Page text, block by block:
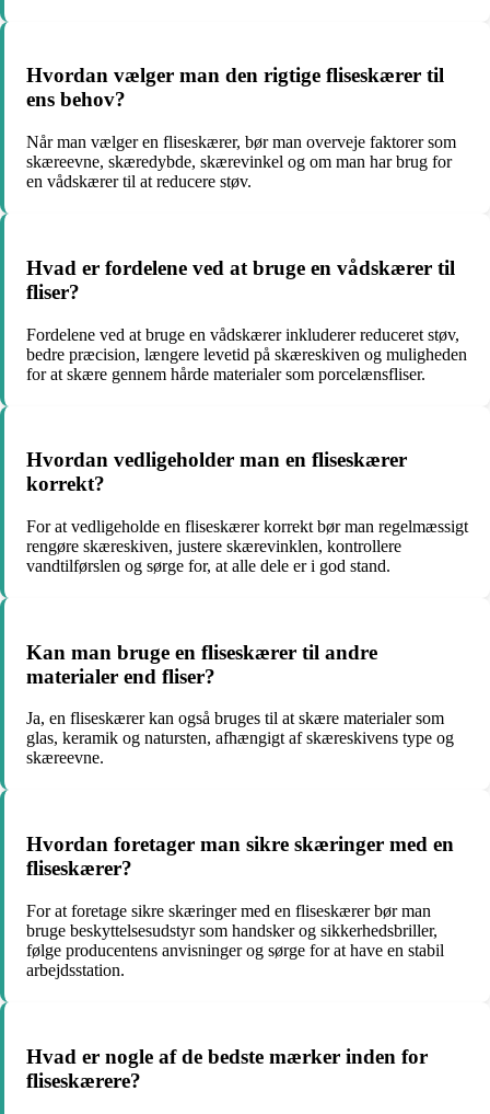
Hvordan vælger man den rigtige fliseskærer til
ens behov?
Når man vælger en fliseskærer, bør man overveje faktorer som
skæreevne, skæredybde, skærevinkel og om man har brug for
en vådskærer til at reducere støv.
Hvad er fordelene ved at bruge en vådskærer til
fliser?
Fordelene ved at bruge en vådskærer inkluderer reduceret støv,
bedre præcision, længere levetid på skæreskiven og muligheden
for at skære gennem hårde materialer som porcelænsfliser.
Hvordan vedligeholder man en fliseskærer
korrekt?
For at vedligeholde en fliseskærer korrekt bør man regelmæssigt
rengøre skæreskiven, justere skærevinklen, kontrollere
vandtilførslen og sørge for, at alle dele er i god stand.
Kan man bruge en fliseskærer til andre
materialer end fliser?
Ja, en fliseskærer kan også bruges til at skære materialer som
glas, keramik og natursten, afhængigt af skæreskivens type og
skæreevne.
Hvordan foretager man sikre skæringer med en
fliseskærer?
For at foretage sikre skæringer med en fliseskærer bør man
bruge beskyttelsesudstyr som handsker og sikkerhedsbriller,
følge producentens anvisninger og sørge for at have en stabil
arbejdsstation.
Hvad er nogle af de bedste mærker inden for
fliseskærere?